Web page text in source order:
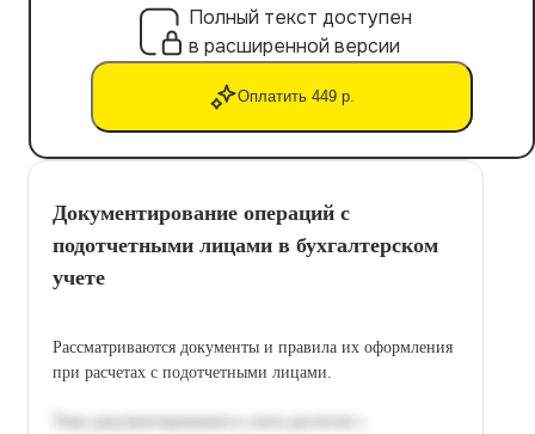
Полный текст доступен
в расширенной версии
Оплатить 449 р.
Документирование операций с
подотчетными лицами в бухгалтерском
учете
Рассматриваются документы и правила их оформления
при расчетах с подотчетными лицами.